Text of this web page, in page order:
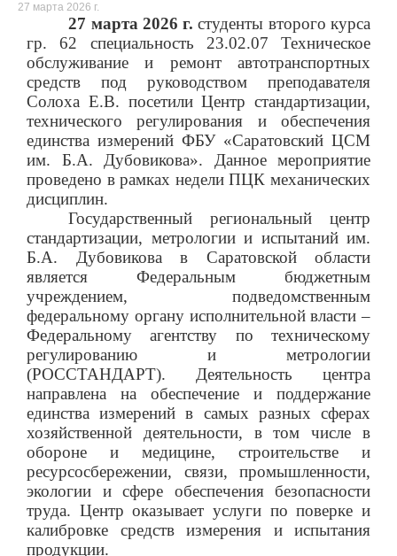
27 марта 2026 г.
27 марта 2026 г. студенты второго курса
гр. 62 специальность 23.02.07 Техническое
обслуживание и ремонт автотранспортных
средств под руководством преподавателя
Солоха Е.В. посетили Центр стандартизации,
технического регулирования и обеспечения
единства измерений ФБУ «Саратовский ЦСМ
им. Б.А. Дубовикова». Данное мероприятие
проведено в рамках недели ПЦК механических
дисциплин.
Государственный региональный центр
стандартизации, метрологии и испытаний им.
Б.А. Дубовикова в Саратовской области
является Федеральным бюджетным
учреждением, подведомственным
федеральному органу исполнительной власти –
Федеральному агентству по техническому
регулированию и метрологии
(РОССТАНДАРТ). Деятельность центра
направлена на обеспечение и поддержание
единства измерений в самых разных сферах
хозяйственной деятельности, в том числе в
обороне и медицине, строительстве и
ресурсосбережении, связи, промышленности,
экологии и сфере обеспечения безопасности
труда. Центр оказывает услуги по поверке и
калибровке средств измерения и испытания
продукции.